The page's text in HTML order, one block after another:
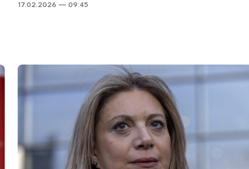
17.02.2026 — 09:45